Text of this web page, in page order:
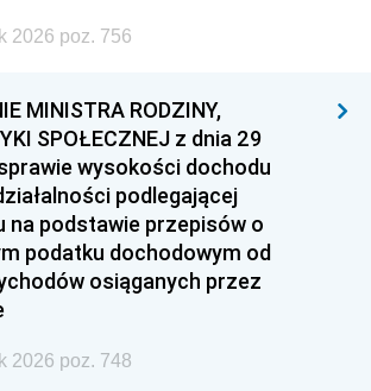
2026 poz. 756
MINISTRA RODZINY,
SPOŁECZNEJ z dnia 29
wysokości dochodu
podlegającej
na podstawie przepisów o
podatku dochodowym od
osiąganych przez
2026 poz. 748